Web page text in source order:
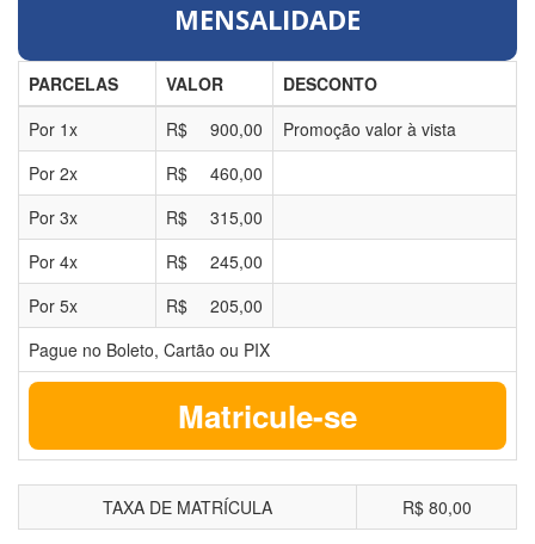
MENSALIDADE
PARCELAS VALOR
DESCONTO
Por 1x R$ 900,00
Promoção valor à vista
Por 2x R$
460,00
Por 3x R$
315,00
Por 4x R$
245,00
Por 5x R$
205,00
Pague no Boleto, Cartão ou PIX
Matricule-se
TAXA DE MATRÍCULA R$ 80,00